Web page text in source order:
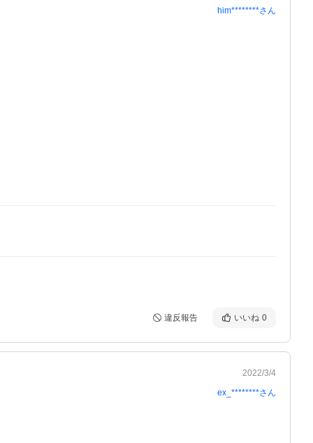
him********さん
違反報告 いいね 0
2022/3/4
ex_********さん